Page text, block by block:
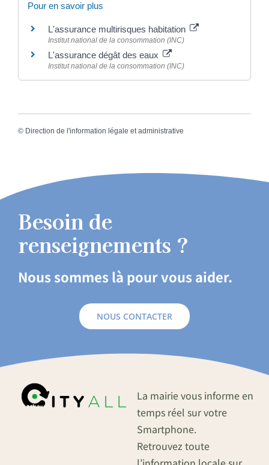
Pour en savoir plus
L'assurance multirisques habitation
Institut national de la consommation (INC)
L'assurance dégât des eaux
Institut national de la consommation (INC)
© Direction de l'information légale et administrative
Besoin de
renseignements ?
Nous sommes là pour vous aider.
NOUS CONTACTER
La mairie vous informe en
temps réel sur votre
Smartphone.
Retrouvez toute